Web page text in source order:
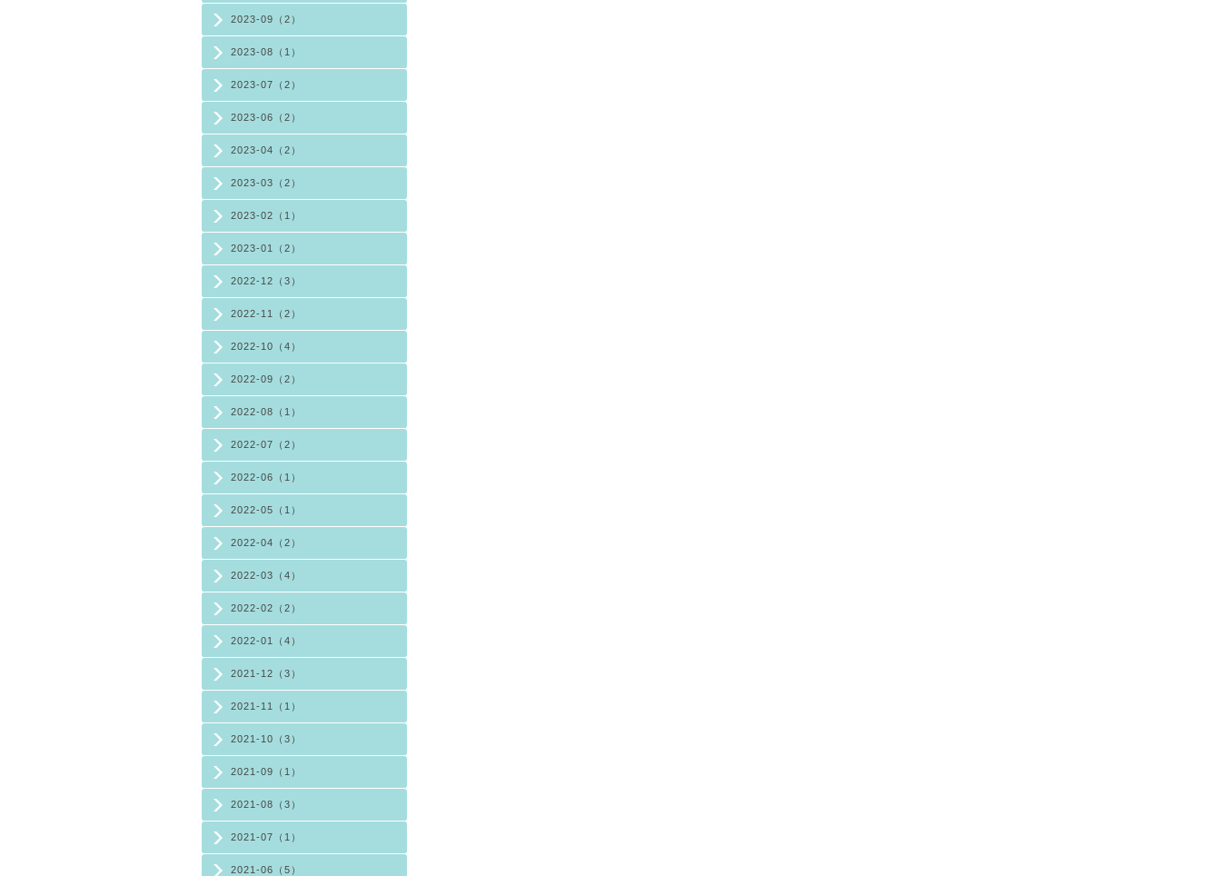
2023-09（2）
2023-08（1）
2023-07（2）
2023-06（2）
2023-04（2）
2023-03（2）
2023-02（1）
2023-01（2）
2022-12（3）
2022-11（2）
2022-10（4）
2022-09（2）
2022-08（1）
2022-07（2）
2022-06（1）
2022-05（1）
2022-04（2）
2022-03（4）
2022-02（2）
2022-01（4）
2021-12（3）
2021-11（1）
2021-10（3）
2021-09（1）
2021-08（3）
2021-07（1）
2021-06（5）